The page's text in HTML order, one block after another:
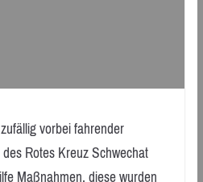
vorbei fahrender
Rotes Kreuz Schwechat